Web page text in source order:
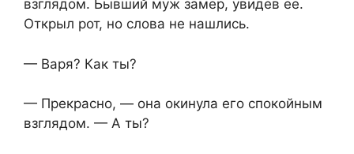
взглядом. Бывший муж замер, увидев ее.
Открыл рот, но слова не нашлись.
— Варя? Как ты?
— Прекрасно, — она окинула его спокойным
взглядом. — А ты?